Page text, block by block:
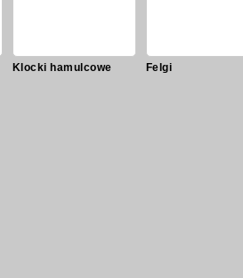
Klocki hamulcowe Felgi